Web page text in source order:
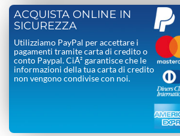
ACQUISTA ONLINE IN
SICUREZZA
Utilizziamo PayPal per accettare i
pagamenti tramite carta di credito o
conto Paypal. CiÃ² garantisce che le
informazioni della tua carta di credito
non vengono condivise con noi.